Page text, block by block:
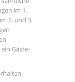
im 1.
2. und 3.
Gäste-